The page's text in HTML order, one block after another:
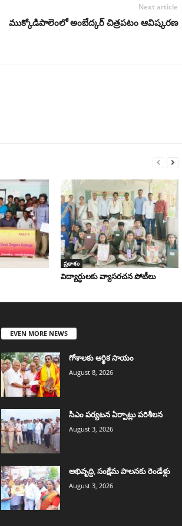
Next article
ముక్కోడిపాలెంలో అంబేద్కర్ చిత్రపటం ఆవిష్కరణ
ప్రకాశం
విద్యార్ధులకు వ్యాసరచన పోటీలు
EVEN MORE NEWS
గోశాలకు ఆర్థిక సాయం
August 8, 2026
సిఎం పర్యటన ఏర్పాట్లు పరిశీలన
August 3, 2026
అభివృద్ది, సంక్షేమ పాలనకు రెండేళ్లు
August 3, 2026